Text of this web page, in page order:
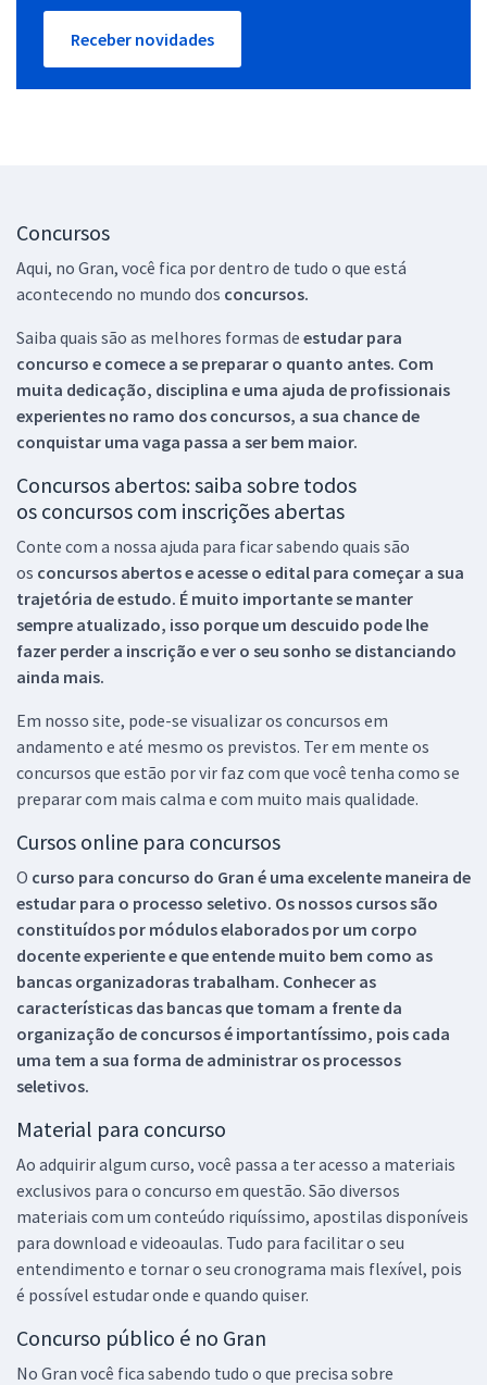
Receber novidades
Concursos
Aqui, no Gran, você fica por dentro de tudo o que está
acontecendo no mundo dos concursos.
Saiba quais são as melhores formas de estudar para
concurso e comece a se preparar o quanto antes. Com
muita dedicação, disciplina e uma ajuda de profissionais
experientes no ramo dos concursos, a sua chance de
conquistar uma vaga passa a ser bem maior.
Concursos abertos: saiba sobre todos
os concursos com inscrições abertas
Conte com a nossa ajuda para ficar sabendo quais são
os concursos abertos e acesse o edital para começar a sua
trajetória de estudo. É muito importante se manter
sempre atualizado, isso porque um descuido pode lhe
fazer perder a inscrição e ver o seu sonho se distanciando
ainda mais.
Em nosso site, pode-se visualizar os concursos em
andamento e até mesmo os previstos. Ter em mente os
concursos que estão por vir faz com que você tenha como se
preparar com mais calma e com muito mais qualidade.
Cursos online para concursos
O curso para concurso do Gran é uma excelente maneira de
estudar para o processo seletivo. Os nossos cursos são
constituídos por módulos elaborados por um corpo
docente experiente e que entende muito bem como as
bancas organizadoras trabalham. Conhecer as
características das bancas que tomam a frente da
organização de concursos é importantíssimo, pois cada
uma tem a sua forma de administrar os processos
seletivos.
Material para concurso
Ao adquirir algum curso, você passa a ter acesso a materiais
exclusivos para o concurso em questão. São diversos
materiais com um conteúdo riquíssimo, apostilas disponíveis
para download e videoaulas. Tudo para facilitar o seu
entendimento e tornar o seu cronograma mais flexível, pois
é possível estudar onde e quando quiser.
Concurso público é no Gran
No Gran você fica sabendo tudo o que precisa sobre